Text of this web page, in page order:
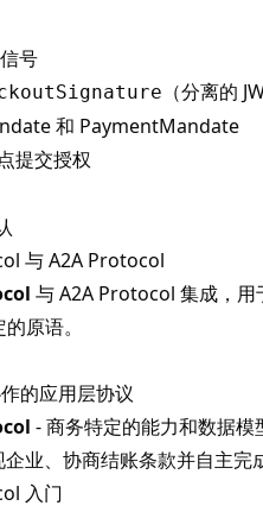
号
（分离的
和 PaymentMandate
提交授权
与 A2A Protocol
与A2A Protocol 集成，用
原语。
的应用层协议
- 商务特定的能力和数据模
业、协商结账条款并自主完
入门